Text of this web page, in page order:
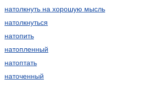
натолкнуть на хорошую мысль
натолкнуться
натопить
натопленный
натоптать
наточенный